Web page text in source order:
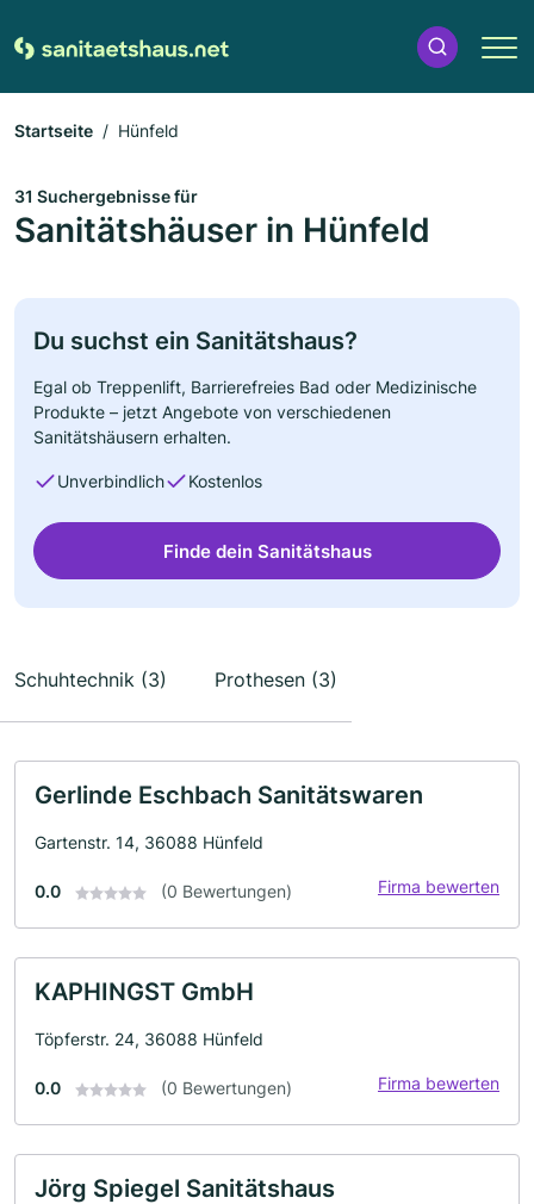
Startseite Hünfeld
31 Suchergebnisse für
Sanitätshäuser in Hünfeld
Du suchst ein Sanitätshaus?
Egal ob Treppenlift, Barrierefreies Bad oder Medizinische
Produkte – jetzt Angebote von verschiedenen
Sanitätshäusern erhalten.
Unverbindlich Kostenlos
Finde dein Sanitätshaus
Schuhtechnik (3) Prothesen (3)
Gerlinde Eschbach Sanitätswaren
Gartenstr. 14, 36088 Hünfeld
0.0 (0 Bewertungen) Firma bewerten
KAPHINGST GmbH
Töpferstr. 24, 36088 Hünfeld
0.0 (0 Bewertungen) Firma bewerten
Jörg Spiegel Sanitätshaus